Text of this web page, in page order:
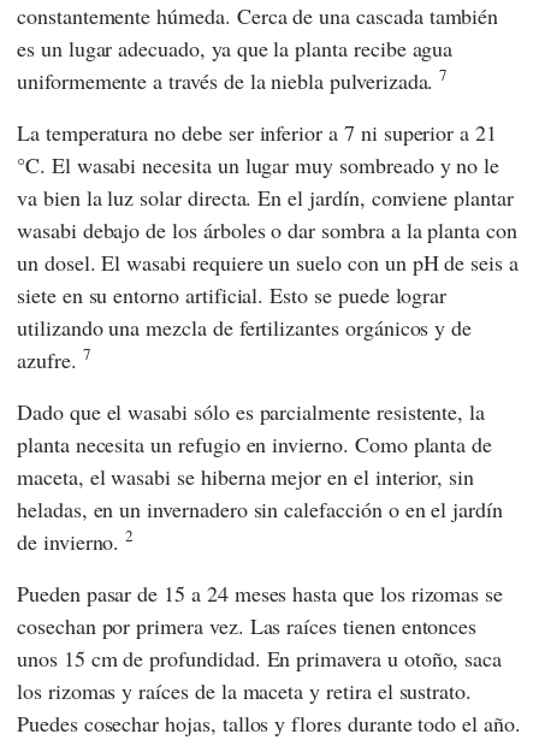
constantemente húmeda. Cerca de una cascada también
es un lugar adecuado, ya que la planta recibe agua
uniformemente a través de la niebla pulverizada.7
La temperatura no debe ser inferior a 7 ni superior a 21
°C. El wasabi necesita un lugar muy sombreado y no le
va bien la luz solar directa. En el jardín, conviene plantar
wasabi debajo de los árboles o dar sombra a la planta con
un dosel. El wasabi requiere un suelo con un pH de seis a
siete en su entorno artificial. Esto se puede lograr
utilizando una mezcla de fertilizantes orgánicos y de
azufre. 7
Dado que el wasabi sólo es parcialmente resistente, la
planta necesita un refugio en invierno. Como planta de
maceta, el wasabi se hiberna mejor en el interior, sin
heladas, en un invernadero sin calefacción o en el jardín
de invierno.2
Pueden pasar de 15 a 24 meses hasta que los rizomas se
cosechan por primera vez. Las raíces tienen entonces
unos 15 cm de profundidad. En primavera u otoño, saca
los rizomas y raíces de la maceta y retira el sustrato.
Puedes cosechar hojas, tallos y flores durante todo el año.